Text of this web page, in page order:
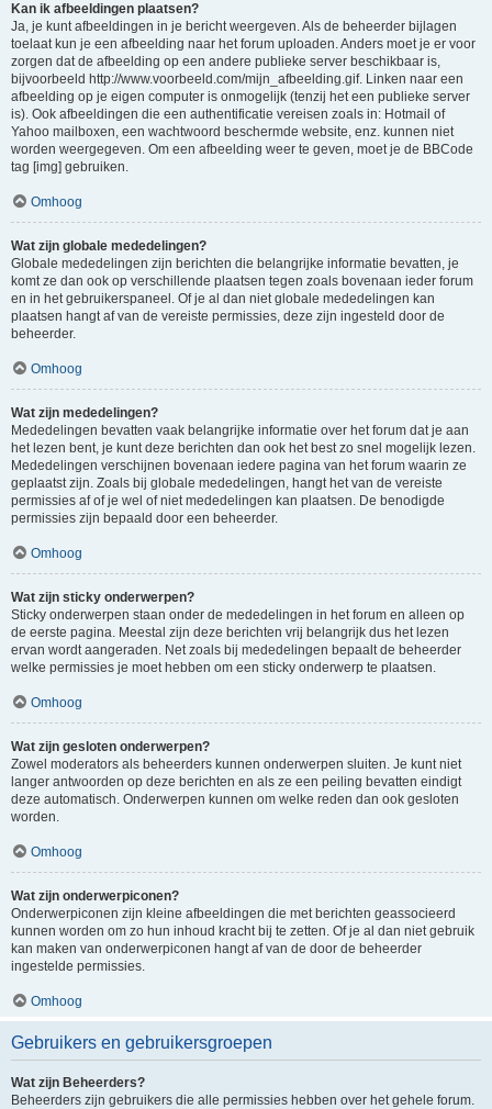
Kan ik afbeeldingen plaatsen?
Ja, je kunt afbeeldingen in je bericht weergeven. Als de beheerder bijlagen
toelaat kun je een afbeelding naar het forum uploaden. Anders moet je er voor
zorgen dat de afbeelding op een andere publieke server beschikbaar is,
bijvoorbeeld http://www.voorbeeld.com/mijn_afbeelding.gif. Linken naar een
afbeelding op je eigen computer is onmogelijk (tenzij het een publieke server
is). Ook afbeeldingen die een authentificatie vereisen zoals in: Hotmail of
Yahoo mailboxen, een wachtwoord beschermde website, enz. kunnen niet
worden weergegeven. Om een afbeelding weer te geven, moet je de BBCode
tag [img] gebruiken.
Omhoog
Wat zijn globale mededelingen?
Globale mededelingen zijn berichten die belangrijke informatie bevatten, je
komt ze dan ook op verschillende plaatsen tegen zoals bovenaan ieder forum
en in het gebruikerspaneel. Of je al dan niet globale mededelingen kan
plaatsen hangt af van de vereiste permissies, deze zijn ingesteld door de
beheerder.
Omhoog
Wat zijn mededelingen?
Mededelingen bevatten vaak belangrijke informatie over het forum dat je aan
het lezen bent, je kunt deze berichten dan ook het best zo snel mogelijk lezen.
Mededelingen verschijnen bovenaan iedere pagina van het forum waarin ze
geplaatst zijn. Zoals bij globale mededelingen, hangt het van de vereiste
permissies af of je wel of niet mededelingen kan plaatsen. De benodigde
permissies zijn bepaald door een beheerder.
Omhoog
Wat zijn sticky onderwerpen?
Sticky onderwerpen staan onder de mededelingen in het forum en alleen op
de eerste pagina. Meestal zijn deze berichten vrij belangrijk dus het lezen
ervan wordt aangeraden. Net zoals bij mededelingen bepaalt de beheerder
welke permissies je moet hebben om een sticky onderwerp te plaatsen.
Omhoog
Wat zijn gesloten onderwerpen?
Zowel moderators als beheerders kunnen onderwerpen sluiten. Je kunt niet
langer antwoorden op deze berichten en als ze een peiling bevatten eindigt
deze automatisch. Onderwerpen kunnen om welke reden dan ook gesloten
worden.
Omhoog
Wat zijn onderwerpiconen?
Onderwerpiconen zijn kleine afbeeldingen die met berichten geassocieerd
kunnen worden om zo hun inhoud kracht bij te zetten. Of je al dan niet gebruik
kan maken van onderwerpiconen hangt af van de door de beheerder
ingestelde permissies.
Omhoog
Gebruikers en gebruikersgroepen
Wat zijn Beheerders?
Beheerders zijn gebruikers die alle permissies hebben over het gehele forum.